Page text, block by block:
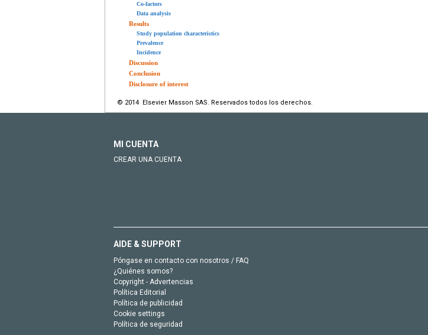
Co-factors
Data analysis
Results
Study population characteristics
Prevalence
Incidence
Discussion
Conclusion
Disclosure of interest
© 2014 Elsevier Masson SAS. Reservados todos los derechos.
MI CUENTA
CREAR UNA CUENTA
AIDE & SUPPORT
Póngase en contacto con nosotros / FAQ
¿Quiénes somos?
Copyright - Advertencias
Política Editorial
Política de publicidad
Cookie settings
Política de seguridad